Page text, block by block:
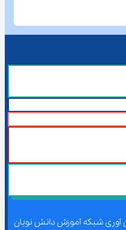
شبکه آموزش دانش نویان